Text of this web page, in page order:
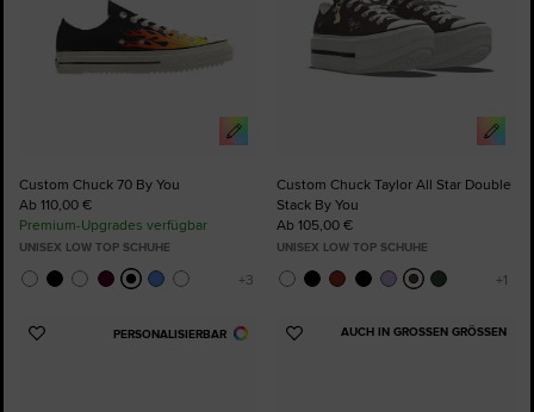
Custom Chuck 70 By You
Ab 110,00 €
Premium-Upgrades verfügbar
UNISEX LOW TOP SCHUHE
Custom Chuck Taylor All Star Double
Stack By You
Ab 105,00 €
UNISEX LOW TOP SCHUHE
PERSONALISIERBAR
Zu
AUCH IN GROSSEN GRÖSSEN
Zu